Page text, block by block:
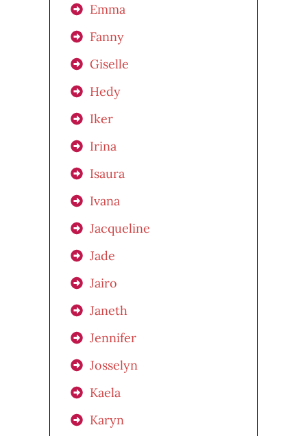
Emma
Fanny
Giselle
Hedy
Iker
Irina
Isaura
Ivana
Jacqueline
Jade
Jairo
Janeth
Jennifer
Josselyn
Kaela
Karyn